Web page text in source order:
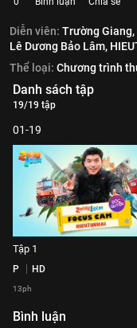
Diễn viên: Trường Giang,
Lê Dương Bảo Lâm,
Thể loại: Chương trình
Danh sách tập
19/19 tập
01-19
Tập 1
P HD
13ph
Bình luận